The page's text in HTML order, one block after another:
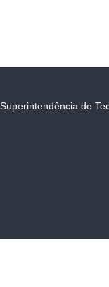
Superintendência de